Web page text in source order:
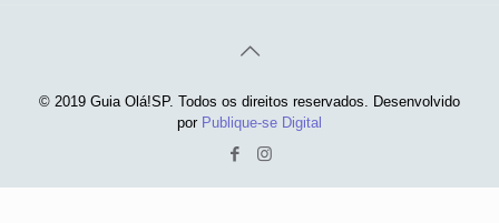
© 2019 Guia Olá!SP. Todos os direitos reservados. Desenvolvido
por Publique-se Digital